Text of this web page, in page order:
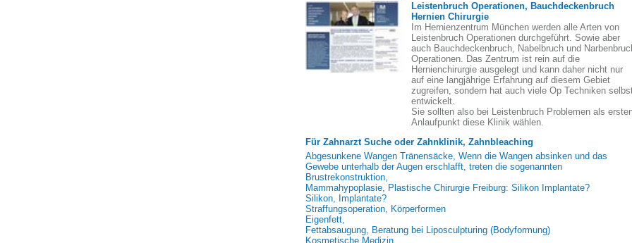
Leistenbruch Operationen, Bauchdeckenbruch
Hernien Chirurgie
Im Hernienzentrum München werden alle Arten von
Leistenbruch Operationen durchgeführt. Sowie aber
auch Bauchdeckenbruch, Nabelbruch und
Operationen. Das Zentrum ist rein auf die
Hernienchirurgie ausgelegt und kann daher nicht nur
auf eine langjährige Erfahrung auf diesem Gebiet
zugreifen, sondern hat auch viele Op Techniken
entwickelt.
Sie sollten also bei Leistenbruch Problemen als
Anlaufpunkt diese Klinik wählen.
Für Zahnarzt Suche oder Zahnklinik, Zahnbleaching
Abgesunkene Wangen Tränensäcke, Wenn die Wangen absinken und das
Gewebe unterhalb der Augen erschlafft, treten die sogenannten
Brustrekonstruktion,
Mammahypoplasie, Plastische Chirurgie Freiburg: Silikon Implantate?
Silikon, Implantate?
Straffungsoperation, Körperformen
Eigenfett,
Fettabsaugung, Beratung bei Liposculpturing (Bodyformung)
Kosmetische Medizin,